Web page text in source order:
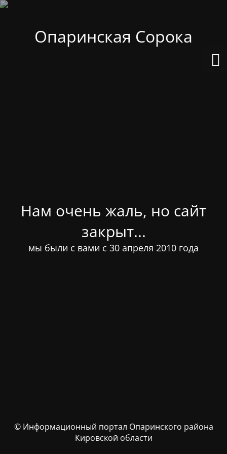
Опаринская Сорока
Нам очень жаль, но сайт
закрыт...
мы были с вами с 30 апреля 2010 года
© Информационный портал Опаринского района
Кировской области